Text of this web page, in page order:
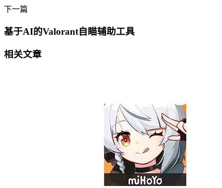
下一篇
基于AI的Valorant自瞄辅助工具
相关文章